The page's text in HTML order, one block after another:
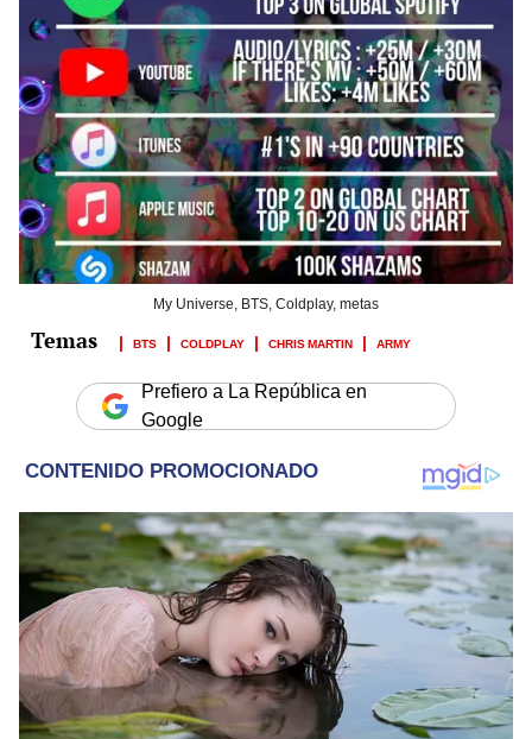
My Universe, BTS, Coldplay, metas
BTS COLDPLAY CHRIS MARTIN ARMY
Prefiero a La República en
Google